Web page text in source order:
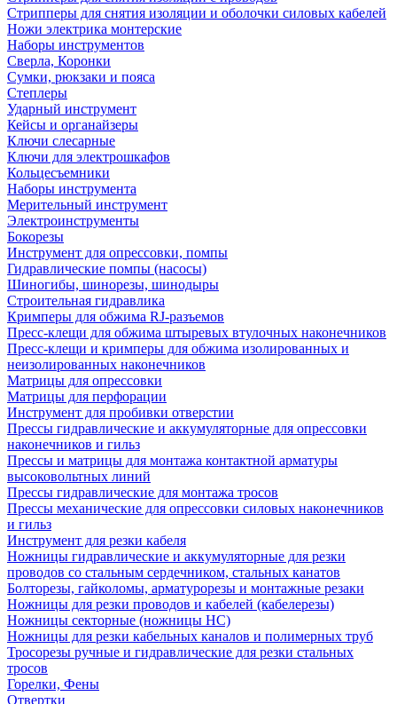
Стрипперы для снятия изоляции и оболочки силовых кабелей
Ножи электрика монтерские
Наборы инструментов
Сверла, Коронки
Сумки, рюкзаки и пояса
Степлеры
Ударный инструмент
Кейсы и органайзеры
Ключи слесарные
Ключи для электрошкафов
Кольцесъемники
Наборы инструмента
Мерительный инструмент
Электроинструменты
Бокорезы
Инструмент для опрессовки, помпы
Гидравлические помпы (насосы)
Шиногибы, шинорезы, шинодыры
Строительная гидравлика
Кримперы для обжима RJ-разъемов
Пресс-клещи для обжима штыревых втулочных наконечников
Пресс-клещи и кримперы для обжима изолированных и
неизолированных наконечников
Матрицы для опрессовки
Матрицы для перфорации
Инструмент для пробивки отверстии
Прессы гидравлические и аккумуляторные для опрессовки
наконечников и гильз
Прессы и матрицы для монтажа контактной арматуры
высоковольтных линий
Прессы гидравлические для монтажа тросов
Прессы механические для опрессовки силовых наконечников
и гильз
Инструмент для резки кабеля
Ножницы гидравлические и аккумуляторные для резки
проводов со стальным сердечником, стальных канатов
Болторезы, гайколомы, арматурорезы и монтажные резаки
Ножницы для резки проводов и кабелей (кабелерезы)
Ножницы секторные (ножницы НС)
Ножницы для резки кабельных каналов и полимерных труб
Тросорезы ручные и гидравлические для резки стальных
тросов
Горелки, Фены
Отвертки